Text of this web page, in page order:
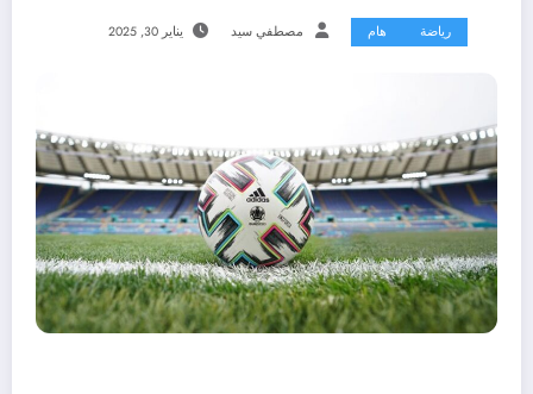
رياضة هام مصطفي سيد يناير 30, 2025